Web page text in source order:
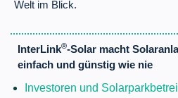
Welt im Blick.
InterLink®-Solar macht
einfach und günstig wie nie
Investoren und